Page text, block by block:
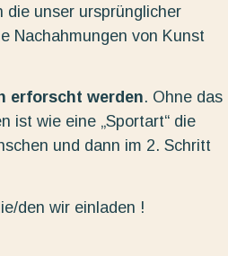
die unser ursprünglicher
Nachahmungen von Kunst
erforscht werden. Ohne das
ist wie eine „Sportart“ die
und dann im 2. Schritt
den wir einladen !